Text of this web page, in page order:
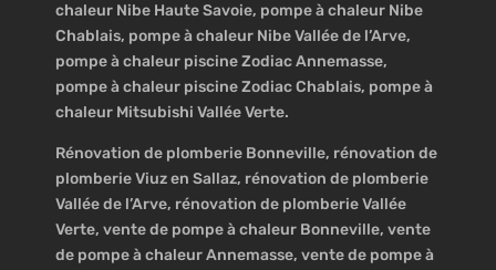
chaleur Nibe Haute Savoie, pompe à chaleur Nibe
Chablais, pompe à chaleur Nibe Vallée de l’Arve,
pompe à chaleur piscine Zodiac Annemasse,
pompe à chaleur piscine Zodiac Chablais, pompe à
chaleur Mitsubishi Vallée Verte.
Rénovation de plomberie Bonneville, rénovation de
plomberie Viuz en Sallaz, rénovation de plomberie
Vallée de l’Arve, rénovation de plomberie Vallée
Verte, vente de pompe à chaleur Bonneville, vente
de pompe à chaleur Annemasse, vente de pompe à